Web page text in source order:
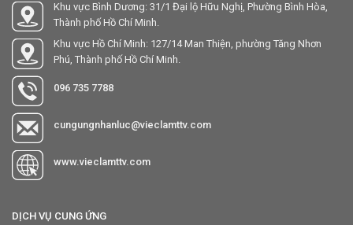
Khu vực Bình Dương: 31/1 Đại lộ Hữu Nghị, Phường Bình Hòa,
Thành phố Hồ Chí Minh.
Khu vực Hồ Chí Minh: 127/14 Man Thiện, phường Tăng Nhơn
Phú, Thành phố Hồ Chí Minh.
096 735 7788
cungungnhanluc@vieclamttv.com
www.vieclamttv.com
DỊCH VỤ CUNG ỨNG